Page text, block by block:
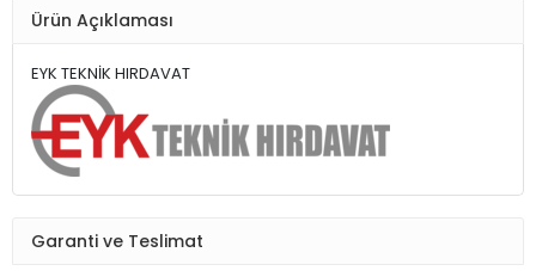
Ürün Açıklaması
EYK TEKNİK HIRDAVAT
Garanti ve Teslimat